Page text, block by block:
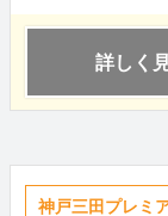
詳しく
神戸三田プレミ